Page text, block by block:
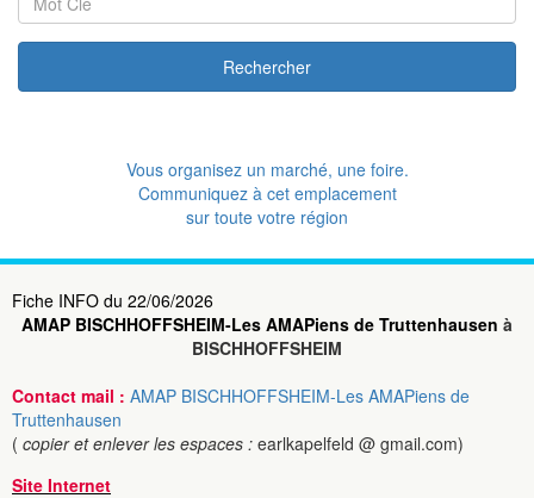
Rechercher
Vous organisez un marché, une foire.
Communiquez à cet emplacement
sur toute votre région
Fiche INFO du 22/06/2026
AMAP BISCHHOFFSHEIM-Les AMAPiens de Truttenhausen à
BISCHHOFFSHEIM
Contact mail : AMAP BISCHHOFFSHEIM-Les AMAPiens de
Truttenhausen
( copier et enlever les espaces : earlkapelfeld @ gmail.com)
Site Internet